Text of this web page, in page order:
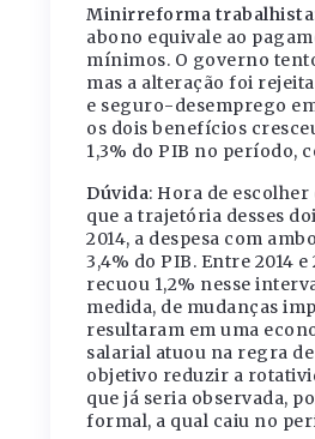
Minirreforma trabalhista
abono equivale ao
mínimos. O governo
mas a alteração foi
e seguro-desemprego
os dois benefícios
1,3% do PIB no período,
Dúvida: Hora de
que a trajetória desses
2014, a despesa com
3,4% do PIB. Entre 2014
recuou 1,2% nesse
medida, de mudanças
resultaram em uma
salarial atuou na regra
objetivo reduzir a
que já seria observada,
formal, a qual caiu no